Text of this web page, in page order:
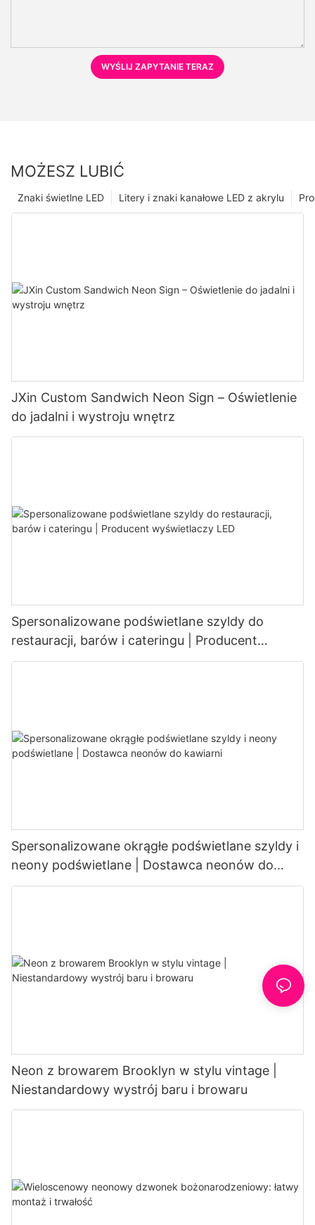
WYŚLIJ ZAPYTANIE TERAZ
MOŻESZ LUBIĆ
Litery i znaki kanałowe LED z akrylu
Znaki świetlne LED
JXin Custom Sandwich Neon Sign – Oświetlenie
do jadalni i wystroju wnętrz
Spersonalizowane podświetlane szyldy do
restauracji, barów i cateringu | Producent
wyświetlaczy LED
Spersonalizowane okrągłe podświetlane szyldy i
neony podświetlane | Dostawca neonów do
kawiarni
Neon z browarem Brooklyn w stylu vintage |
Niestandardowy wystrój baru i browaru